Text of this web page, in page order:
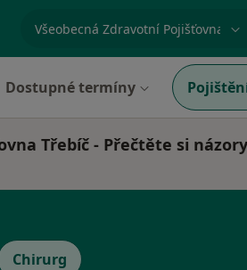
specializace, nemoc nebo
Dostupné termíny
Třebíč - Přečtěte si
Chirurg